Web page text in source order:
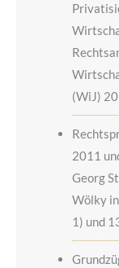
(WiJ)
2011
Georg
Wölky
1) und